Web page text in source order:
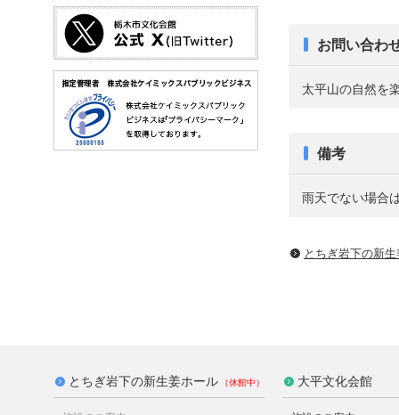
お問い合わ
太平山の自然を
備考
雨天でない場合
とちぎ岩下の新
とちぎ岩下の新生姜ホール 大平文化会館